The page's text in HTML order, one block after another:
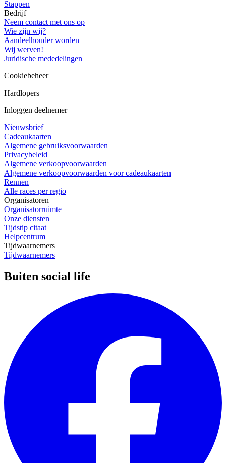
Stappen
Bedrijf
Neem contact met ons op
Wie zijn wij?
Aandeelhouder worden
Wij werven!
Juridische mededelingen
Cookiebeheer
Hardlopers
Inloggen deelnemer
Nieuwsbrief
Cadeaukaarten
Algemene gebruiksvoorwaarden
Privacybeleid
Algemene verkoopvoorwaarden
Algemene verkoopvoorwaarden voor cadeaukaarten
Rennen
Alle races per regio
Organisatoren
Organisatorruimte
Onze diensten
Tijdstip citaat
Helpcentrum
Tijdwaarnemers
Tijdwaarnemers
Buiten social life